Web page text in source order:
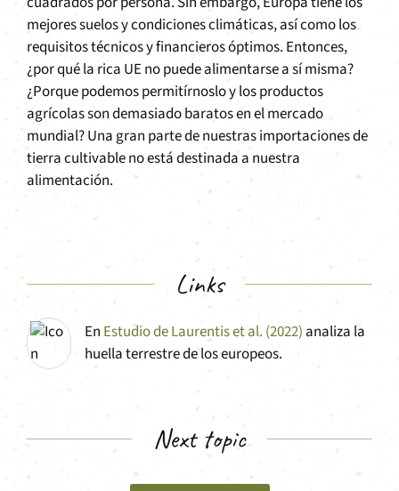
mejores suelos y condiciones climáticas, así como los
requisitos técnicos y financieros óptimos. Entonces,
¿por qué la rica UE no puede alimentarse a sí misma?
¿Porque podemos permitírnoslo y los productos
agrícolas son demasiado baratos en el mercado
mundial? Una gran parte de nuestras importaciones de
tierra cultivable no está destinada a nuestra
alimentación.
Links
En Estudio de Laurentis et al. (2022)analiza la
huella terrestre de los europeos.
Next topic